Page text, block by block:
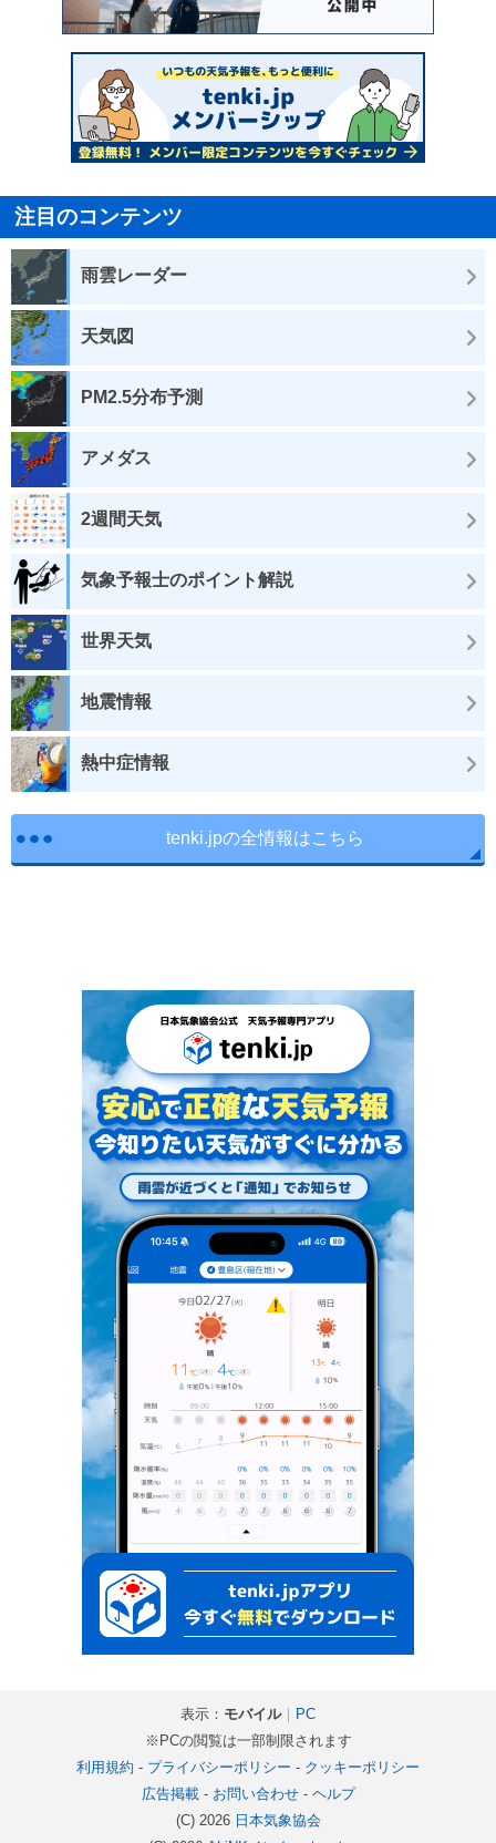
注目のコンテンツ
雨雲レーダー
天気図
PM2.5分布予測
アメダス
2週間天気
気象予報士のポイント解説
世界天気
地震情報
熱中症情報
tenki.jpの全情報はこちら
表示： モバイル｜
PC
※PCの閲覧は一部制限されます
利用規約 - プライバシーポリシー - クッキーポリシー
広告掲載- お問い合わせ- ヘルプ
(C) 2026 日本気象協会